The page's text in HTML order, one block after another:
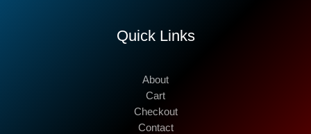
Quick Links
About
Cart
Checkout
Contact